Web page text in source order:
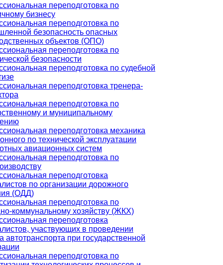
переподготовка по
бизнесу
переподготовка по
безопасность опасных
объектов (ОПО)
переподготовка по
безопасности
переподготовка по судебной
переподготовка тренера-
переподготовка по
и муниципальному
переподготовка механика
по технической эксплуатации
авиационных систем
переподготовка по
переподготовка
по организации дорожного
(ОДД)
переподготовка по
коммунальному хозяйству (ЖКХ)
переподготовка
участвующих в проведении
автотранспорта при государственной
переподготовка по